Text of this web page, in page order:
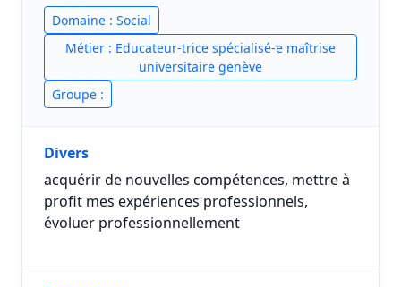
Domaine : Social
Métier : Educateur-trice spécialisé-e maîtrise
universitaire genève
Groupe :
Divers
acquérir de nouvelles compétences, mettre à
profit mes expériences professionnels,
évoluer professionnellement